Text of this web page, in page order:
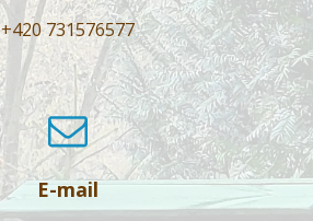
+420 731576577
E-mail